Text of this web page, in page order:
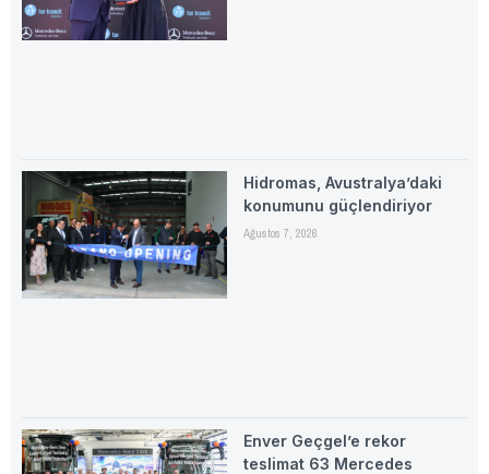
Hidromas, Avustralya’daki
konumunu güçlendiriyor
Ağustos 7, 2026
Enver Geçgel’e rekor
teslimat 63 Mercedes